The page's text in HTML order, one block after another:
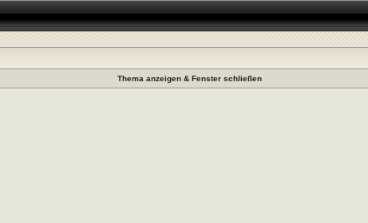
Thema anzeigen & Fenster schließen